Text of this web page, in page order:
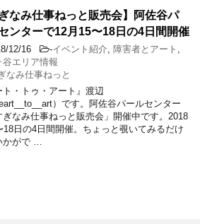
ぎなみ仕事ねっと販売会】阿佐谷パ
ンターで12月15〜18日の4日間開催
12/16 -イベント紹介 障害者とアート
谷エリア情報
なみ仕事ねっと
ト・トゥ・アート』渡辺
）です。阿佐谷パールセンター
ぎなみ仕事ねっと販売会」開催中です。2018
18日の4日間開催。ちょっと覗いてみるだけ
かがで …